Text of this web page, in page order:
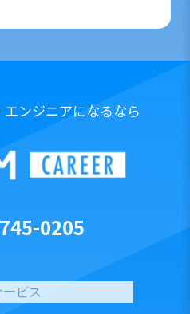
ンジニアになるなら
0205
ービス